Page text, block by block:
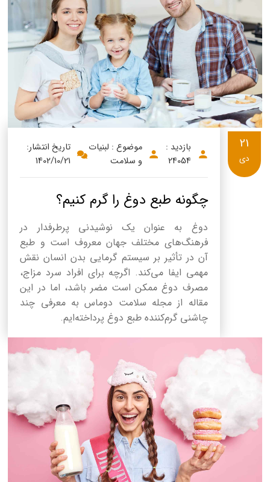
بازدید :
24054
موضوع : لبنیات
و سلامت
تاریخ انتشار:
1402/10/21
چگونه طبع دوغ را گرم کنیم؟
دوغ به عنوان یک نوشیدنی پرطرفدار در
فرهنگ‌های مختلف جهان معروف است و طبع
آن در تأثیر بر سیستم گرمایی بدن انسان نقش
مهمی ایفا می‌کند. اگرچه برای افراد سرد مزاج،
مصرف دوغ ممکن است مضر باشد، اما در این
مقاله از مجله سلامت دوماس به معرفی چند
چاشنی گرم‌کننده طبع دوغ پرداخته‌ایم.
21
دی